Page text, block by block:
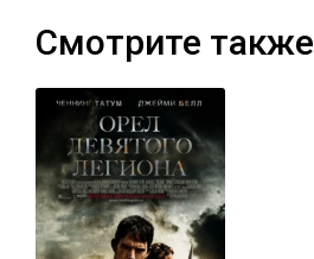
Смотрите также